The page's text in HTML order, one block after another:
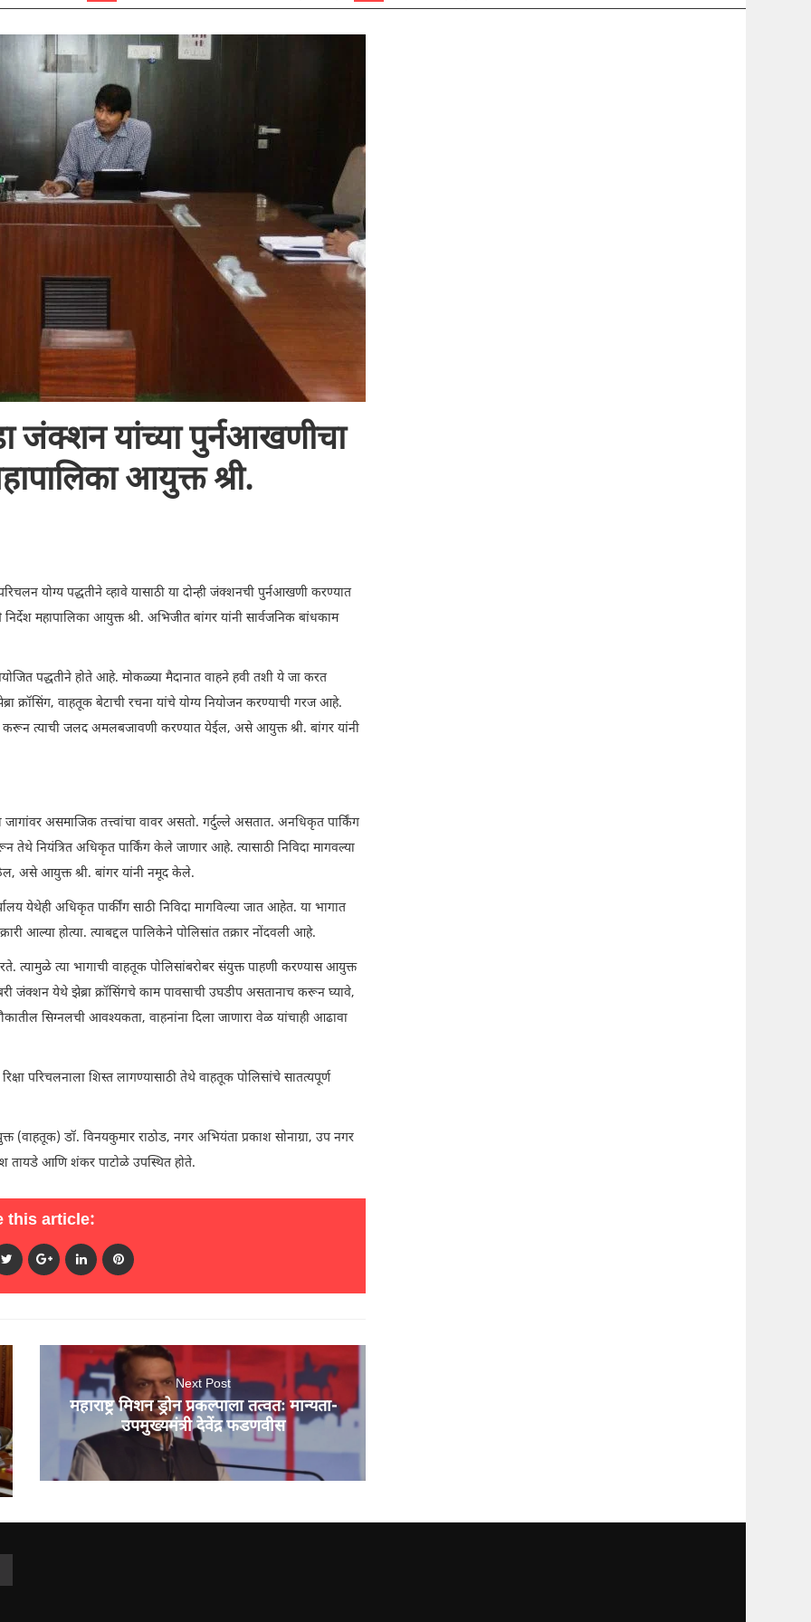
जंक्शन यांच्या पुर्नआखणीचा
आयुक्त श्री.
योग्य पद्धतीने व्हावे यासाठी या दोन्ही जंक्शनची पुर्नआखणी करण्यात
महापालिका आयुक्त श्री. अभिजीत बांगर यांनी सार्वजनिक बांधकाम
पद्धतीने होते आहे. मोकळ्या मैदानात वाहने हवी तशी ये जा करत
क्रॉसिंग, वाहतूक बेटाची रचना यांचे योग्य नियोजन करण्याची गरज आहे.
करून त्याची जलद अमलबजावणी करण्यात येईल, असे आयुक्त श्री. बांगर यांनी
असमाजिक तत्त्वांचा वावर असतो. गर्दुल्ले असतात. अनधिकृत पार्किंग
नियंत्रित अधिकृत पार्किंग केले जाणार आहे. त्यासाठी निविदा मागवल्या
असे आयुक्त श्री. बांगर यांनी नमूद केले.
येथेही अधिकृत पार्कींग साठी निविदा मागविल्या जात आहेत. या भागात
आल्या होत्या. त्याबद्दल पालिकेने पोलिसांत तक्रार नोंदवली आहे.
त्यामुळे त्या भागाची वाहतूक पोलिसांबरोबर संयुक्त पाहणी करण्यास आयुक्त
जंक्शन येथे झेब्रा क्रॉसिंगचे काम पावसाची उघडीप असतानाच करून घ्यावे,
सिग्नलची आवश्यकता, वाहनांना दिला जाणारा वेळ यांचाही आढावा
परिचलनाला शिस्त लागण्यासाठी तेथे वाहतूक पोलिसांचे सातत्यपूर्ण
(वाहतूक) डॉ. विनयकुमार राठोड, नगर अभियंता प्रकाश सोनाग्रा, उप नगर
तायडे आणि शंकर पाटोळे उपस्थित होते.
this article:
Next Post
महाराष्ट्र मिशन ड्रोन प्रकल्पाला तत्वतः मान्यता-
उपमुख्यमंत्री देवेंद्र फडणवीस